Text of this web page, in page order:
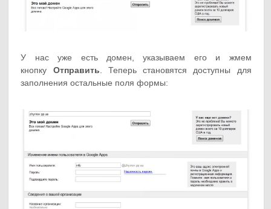
У нас уже есть домен, указываем его и жмем
кнопку Отправить. Теперь становятся доступны для
заполнения остальные поля формы: